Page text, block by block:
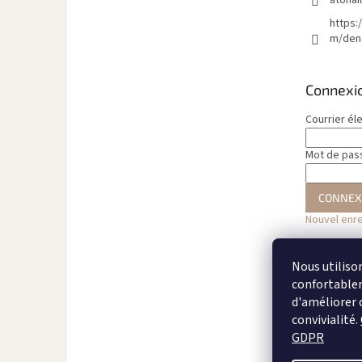
Nous
d'améliorer
convivialité.
GDPR
m/
Courrier
Mot de
Nouvel